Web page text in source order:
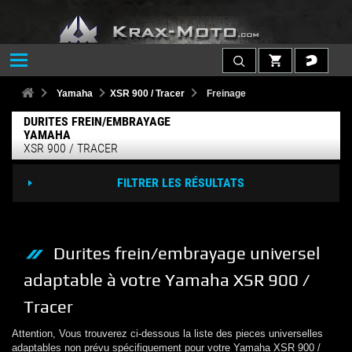
Yamaha XSR 900 / Tracer Freinage
DURITES FREIN/EMBRAYAGE
YAMAHA
XSR 900 / TRACER
FILTRER LES RÉSULTATS
Durites frein/embrayage universel
adaptable à votre Yamaha XSR 900 /
Tracer
Attention, Vous trouverez ci-dessous la liste des pieces universelles
adaptables non prévu spécifiquement pour votre Yamaha XSR 900 /